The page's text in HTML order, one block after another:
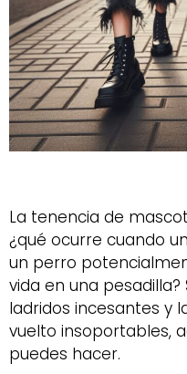
La tenencia de
¿qué ocurre cuando
un perro
vida en una
ladridos incesantes y
vuelto insoportables,
puedes hacer.